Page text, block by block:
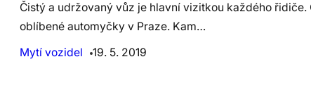
Čistý a udržovaný vůz je hlavní vizitkou každého
oblíbené automyčky v Praze. Kam…
Mytí vozidel
19. 5. 2019